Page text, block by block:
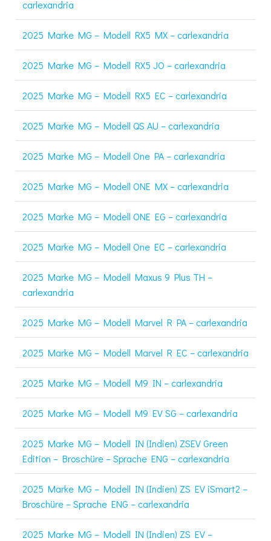
carlexandria
2025 Marke MG – Modell RX5 MX – carlexandria
2025 Marke MG – Modell RX5 JO – carlexandria
2025 Marke MG – Modell RX5 EC – carlexandria
2025 Marke MG – Modell QS AU – carlexandria
2025 Marke MG – Modell One PA – carlexandria
2025 Marke MG – Modell ONE MX – carlexandria
2025 Marke MG – Modell ONE EG – carlexandria
2025 Marke MG – Modell One EC – carlexandria
2025 Marke MG – Modell Maxus 9 Plus TH –
carlexandria
2025 Marke MG – Modell Marvel R PA – carlexandria
2025 Marke MG – Modell Marvel R EC – carlexandria
2025 Marke MG – Modell M9 IN – carlexandria
2025 Marke MG – Modell M9 EV SG – carlexandria
2025 Marke MG – Modell IN (Indien) ZSEV Green
Edition – Broschüre – Sprache ENG – carlexandria
2025 Marke MG – Modell IN (Indien) ZS EV iSmart2 –
Broschüre – Sprache ENG – carlexandria
2025 Marke MG – Modell IN (Indien) ZS EV –